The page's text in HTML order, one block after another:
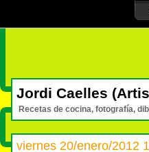
Jordi Caelles
Recetas de cocina, fotografía,
viernes 20/enero/2012